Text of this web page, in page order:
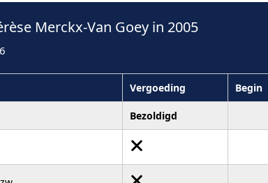
Merckx-Van Goey in 2005
Vergoeding Begin
Bezoldigd